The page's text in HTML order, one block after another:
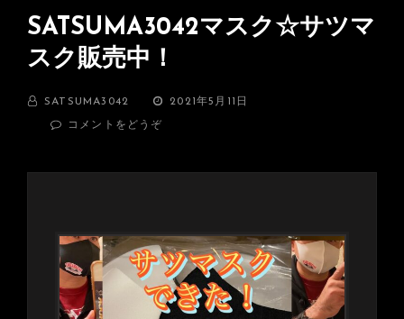
SATSUMA3042マスク☆サツマ
スク販売中！
BY SATSUMA3042
投
稿
2021年5月11日
コメントをどうぞ
ク
マ
ス
ク
販
売